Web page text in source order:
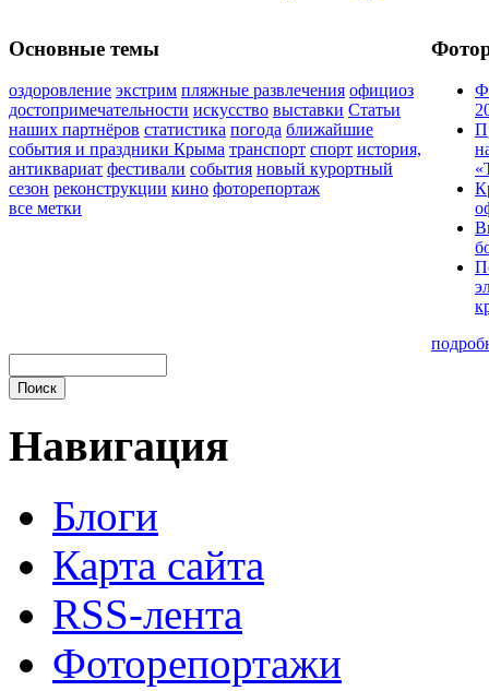
Основные темы
оздоровление экстрим пляжные развлечения официоз
достопримечательности искусство выставки Статьи
наших партнёров статистика погода ближайшие
события и праздники Крыма транспорт спорт история,
антиквариат фестивали события новый курортный
сезон реконструкции кино фоторепортаж
все метки
Навигация
Блоги
Карта сайта
RSS-лента
Фоторепортажи